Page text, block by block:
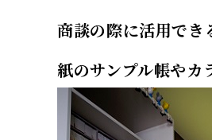
商談の際に活用でき
紙のサンプル帳やカ